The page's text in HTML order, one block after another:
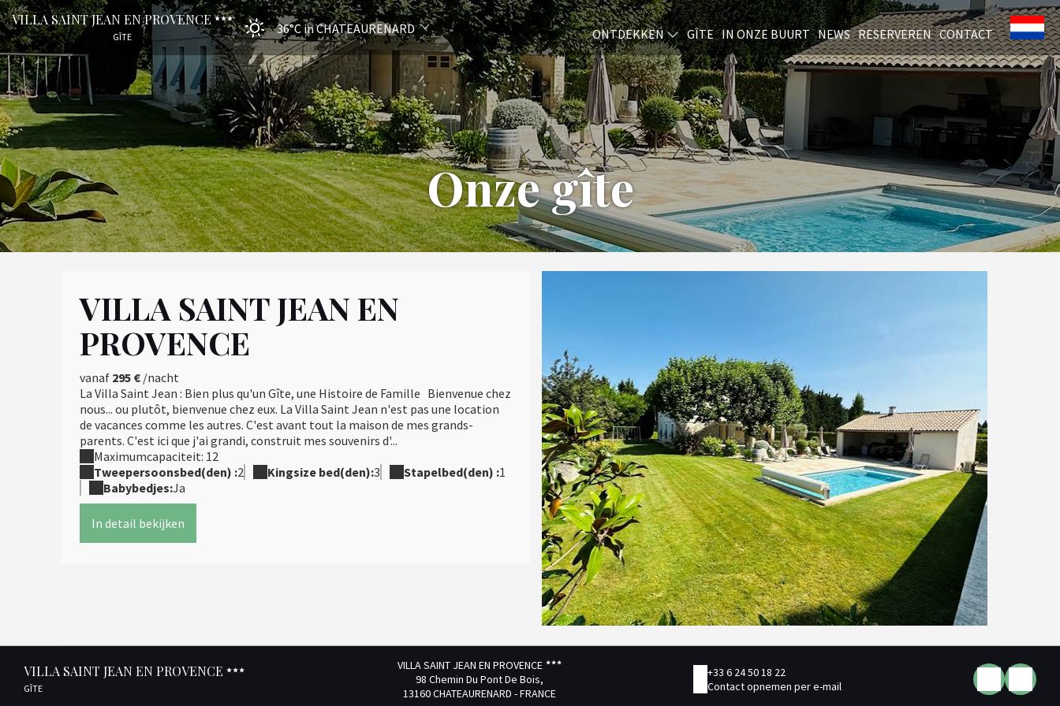
VILLA SAINT JEAN EN PROVENCE
GÎTE
36°Cin CHATEAURENARD ONTDEKKEN GÎTE IN ONZE BUURT NEWS RESERVEREN CONTACT
Onze gîte
VILLA SAINT JEAN EN
PROVENCE
vanaf 295 € /nacht
La Villa Saint Jean : Bien plus qu'un Gîte, une Histoire de Famille Bienvenue chez
nous... ou plutôt, bienvenue chez eux. La Villa Saint Jean n'est pas une location
de vacances comme les autres. C'est avant tout la maison de mes grands-
parents. C'est ici que j'ai grandi, construit mes souvenirs d'...
Maximumcapaciteit: 12
Tweepersoonsbed(den) :2 Kingsize bed(den):3 Stapelbed(den) :1
Babybedjes:Ja
In detail bekijken
VILLA SAINT JEAN EN PROVENCE
GÎTE
VILLA SAINT JEAN EN PROVENCE
98 Chemin Du Pont De Bois,
13160 CHATEAURENARD - FRANCE
+33 6 24 50 18 22
Contact opnemen per e-mail